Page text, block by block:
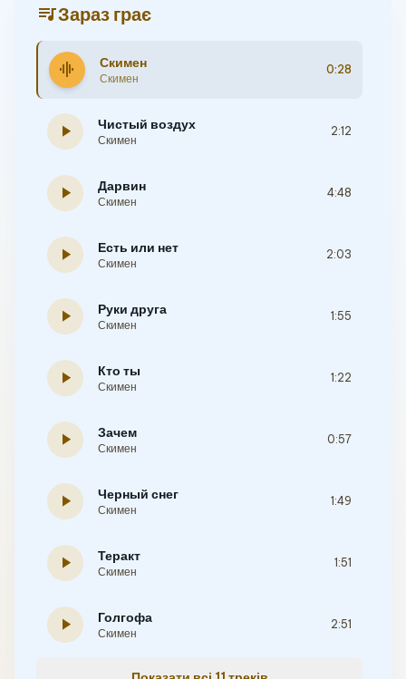
queue_musicЗараз грає
graphic_eq Скимен
Скимен
0:28
play_arrow Чистый воздух
Скимен
2:12
play_arrow Дарвин
Скимен
4:48
play_arrow Есть или нет
Скимен
2:03
play_arrow Руки друга
Скимен
1:55
play_arrow Кто ты
Скимен
1:22
play_arrow Зачем
Скимен
0:57
play_arrow Черный снег
Скимен
1:49
play_arrow Теракт
Скимен
1:51
play_arrow Голгофа
Скимен
2:51